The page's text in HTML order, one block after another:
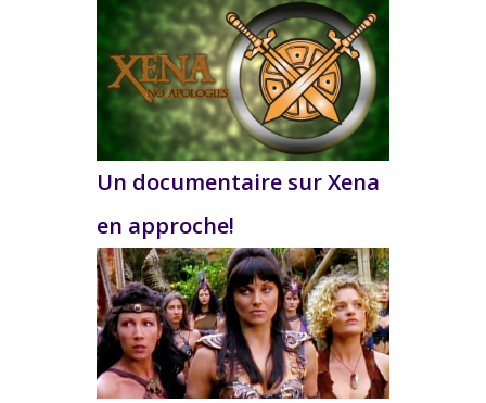
Un documentaire sur Xena
en approche!